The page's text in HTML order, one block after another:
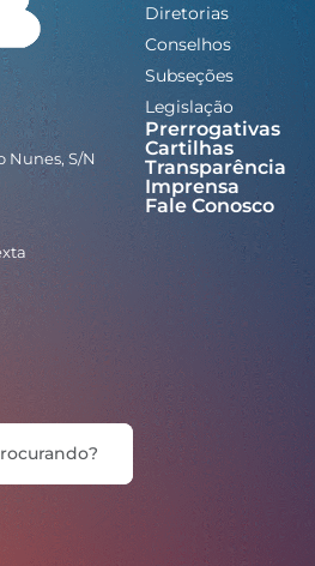
Nunes, S/N
Diretorias
Conselhos
Subseções
Legislação
Prerrogativas
Cartilhas
Transparência
Imprensa
Fale Conosco